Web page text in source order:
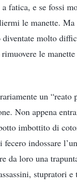
fatica, e se fossi
le manette.
molto
le
un “reato
Non appena
imbottito di
indossare
da loro una
stupratori